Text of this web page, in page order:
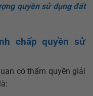
quyền sử dụng đất
chấp quyền sử
có thẩm quyền giải